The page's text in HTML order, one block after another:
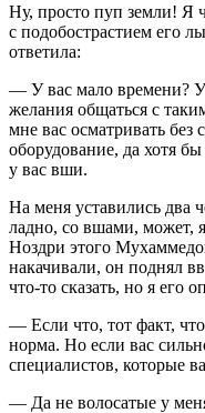
Ну, просто пуп земли! Я
с подобострастием его
ответила:
— У вас мало времени?
желания общаться с
мне вас осматривать
оборудование, да хотя
у вас вши.
На меня уставились два
ладно, со вшами, может,
Ноздри этого
накачивали, он поднял
что-то сказать, но я его
— Если что, тот факт,
норма. Но если вас
специалистов, которые
— Да не волосатые у